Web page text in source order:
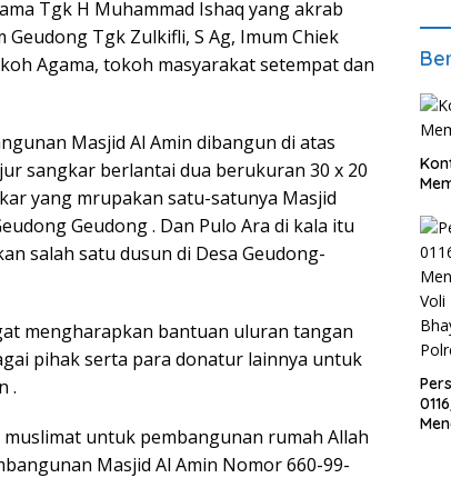
Tgk H Muhammad Ishaq yang akrab
Tgk Zulkifli, S Ag, Imum Chiek
Agama, tokoh masyarakat setempat dan
Masjid Al Amin dibangun di atas
sangkar berlantai dua berukuran 30 x 20
yang mrupakan satu-satunya Masjid
Geudong . Dan Pulo Ara di kala itu
salah satu dusun di Desa Geudong-
mengharapkan bantuan uluran tangan
pihak serta para donatur lainnya untuk
.
untuk pembangunan rumah Allah
Masjid Al Amin Nomor 660-99-